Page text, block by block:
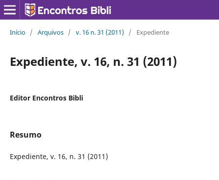
Início / Arquivos / v. 16 n. 31 (2011) / Expediente
Expediente, v. 16, n. 31 (2011)
Editor Encontros Bibli
Resumo
Expediente, v. 16, n. 31 (2011)